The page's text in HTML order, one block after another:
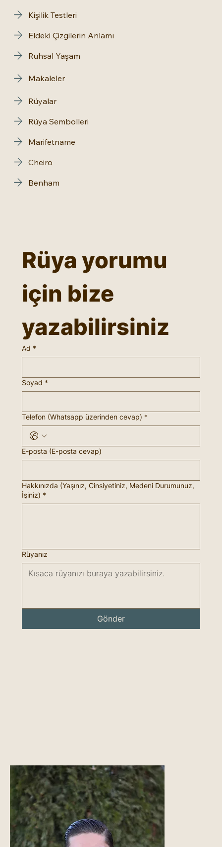
Makaleler
Kişilik Testleri
Eldeki Çizgilerin Anlamı
Ruhsal Yaşam
Rüyalar
Rüya Sembolleri
Marifetname
Cheiro
Benham
Rüya yorumu
için bize
yazabilirsiniz
Ad *
Soyad *
Telefon (Whatsapp üzerinden cevap) *
E-posta (E-posta cevap)
Hakkınızda (Yaşınız, Cinsiyetiniz, Medeni Durumunuz,
İşiniz) *
Rüyanız
Gönder